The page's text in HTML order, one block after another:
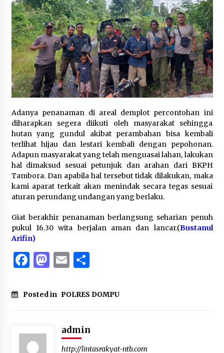
Adanya penanaman di areal demplot percontohan ini
diharapkan segera diikuti oleh masyarakat sehingga
hutan yang gundul akibat perambahan bisa kembali
terlihat hijau dan lestari kembali dengan pepohonan.
Adapun masyarakat yang telah menguasai lahan, lakukan
hal dimaksud sesuai petunjuk dan arahan dari BKPH
Tambora. Dan apabila hal tersebut tidak dilakukan, maka
kami aparat terkait akan menindak secara tegas sesuai
aturan perundang undangan yang berlaku.
Giat berakhir penanaman berlangsung seharian penuh
pukul 16.30 wita berjalan aman dan lancar.(Bustanul
Arifin)
Facebook
Mastodon
EmailShare
Posted in POLRES DOMPU
admin
http://lintasrakyat-ntb.com